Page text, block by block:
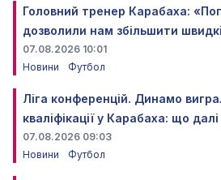
Головний тренер Карабаха:
дозволили нам збільшити
07.08.2026 10:01
Новини
Футбол
Ліга конференцій. Динамо
кваліфікації у Карабаха: що
07.08.2026 09:03
Новини
Футбол